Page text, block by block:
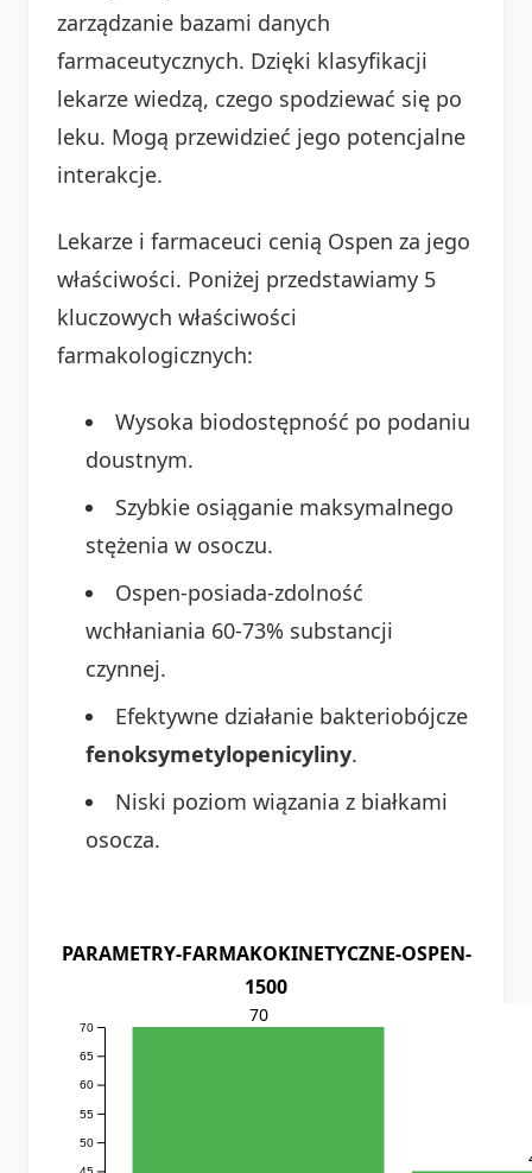
zarządzanie bazami danych
farmaceutycznych. Dzięki klasyfikacji
lekarze wiedzą, czego spodziewać się po
leku. Mogą przewidzieć jego potencjalne
interakcje.
Lekarze i farmaceuci cenią Ospen za jego
właściwości. Poniżej przedstawiamy 5
kluczowych właściwości
farmakologicznych:
Wysoka biodostępność po podaniu
doustnym.
Szybkie osiąganie maksymalnego
stężenia w osoczu.
Ospen-posiada-zdolność
wchłaniania 60-73% substancji
czynnej.
Efektywne działanie bakteriobójcze
fenoksymetylopenicyliny.
Niski poziom wiązania z białkami
osocza.
PARAMETRY-FARMAKOKINETYCZNE-OSPEN-
1500
50
55
60
65
70
70